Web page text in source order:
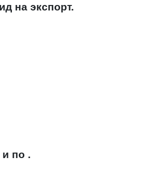
на экспорт.
по .